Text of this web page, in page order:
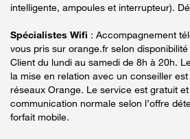
intelligente, ampoules et interrupteur).
Spécialistes Wifi : Accompagnement
vous pris sur orange.fr selon
Client du lundi au samedi de 8h à 20h.
la mise en relation avec un conseiller
réseaux Orange. Le service est gratuit et
communication normale selon l’offre
forfait mobile.